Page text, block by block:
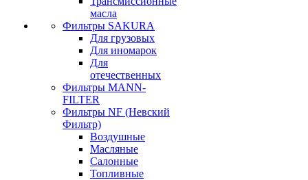
масла
Фильтры SAKURA
Для грузовых
Для иномарок
Для
отечественных
Фильтры MANN-
FILTER
Фильтры NF (Невский
Фильтр)
Воздушные
Масляные
Салонные
Топливные